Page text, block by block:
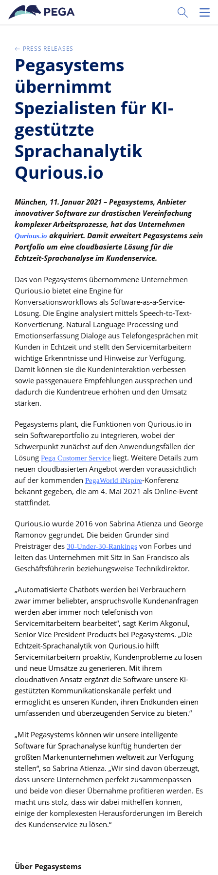
Pular para o conteúdo principal
Toggle
PRESS RELEASES
Pegasystems
übernimmt
Spezialisten für KI-
gestützte
Sprachanalytik
Qurious.io
München, 11. Januar 2021 – Pegasystems, Anbieter
innovativer Software zur drastischen Vereinfachung
komplexer Arbeitsprozesse, hat das Unternehmen
Qurious.io akquiriert. Damit erweitert Pegasystems sein
Portfolio um eine cloudbasierte Lösung für die
Echtzeit-Sprachanalyse im Kundenservice.
Das von Pegasystems übernommene Unternehmen
Qurious.io bietet eine Engine für
Konversationsworkflows als Software-as-a-Service-
Lösung. Die Engine analysiert mittels Speech-to-Text-
Konvertierung, Natural Language Processing und
Emotionserfassung Dialoge aus Telefongesprächen mit
Kunden in Echtzeit und stellt den Servicemitarbeitern
wichtige Erkenntnisse und Hinweise zur Verfügung.
Damit können sie die Kundeninteraktion verbessen
sowie passgenauere Empfehlungen aussprechen und
dadurch die Kundentreue erhöhen und den Umsatz
stärken.
Pegasystems plant, die Funktionen von Qurious.io in
sein Softwareportfolio zu integrieren, wobei der
Schwerpunkt zunächst auf den Anwendungsfällen der
Lösung Pega Customer Service liegt. Weitere Details zum
neuen cloudbasierten Angebot werden voraussichtlich
auf der kommenden PegaWorld iNspire-Konferenz
bekannt gegeben, die am 4. Mai 2021 als Online-Event
stattfindet.
Qurious.io wurde 2016 von Sabrina Atienza und George
Ramonov gegründet. Die beiden Gründer sind
Preisträger des 30-Under-30-Rankings von Forbes und
leiten das Unternehmen mit Sitz in San Francisco als
Geschäftsführerin beziehungsweise Technikdirektor.
„Automatisierte Chatbots werden bei Verbrauchern
zwar immer beliebter, anspruchsvolle Kundenanfragen
werden aber immer noch telefonisch von
Servicemitarbeitern bearbeitet“, sagt Kerim Akgonul,
Senior Vice President Products bei Pegasystems. „Die
Echtzeit-Sprachanalytik von Qurious.io hilft
Servicemitarbeitern proaktiv, Kundenprobleme zu lösen
und neue Umsätze zu generieren. Mit ihrem
cloudnativen Ansatz ergänzt die Software unsere KI-
gestützten Kommunikationskanäle perfekt und
ermöglicht es unseren Kunden, ihren Endkunden einen
umfassenden und überzeugenden Service zu bieten.“
„Mit Pegasystems können wir unsere intelligente
Software für Sprachanalyse künftig hunderten der
größten Markenunternehmen weltweit zur Verfügung
stellen“, so Sabrina Atienza. „Wir sind davon überzeugt,
dass unsere Unternehmen perfekt zusammenpassen
und beide von dieser Übernahme profitieren werden. Es
macht uns stolz, dass wir dabei mithelfen können,
einige der komplexesten Herausforderungen im Bereich
des Kundenservice zu lösen.“
Über Pegasystems